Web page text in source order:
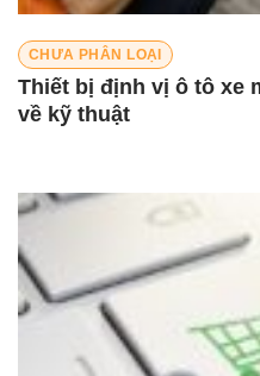
CHƯA PHÂN LOẠI
Thiết bị định vị ô tô xe
về kỹ thuật